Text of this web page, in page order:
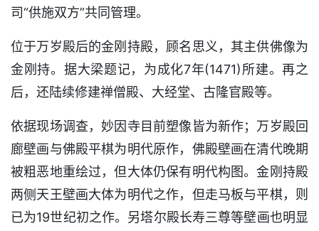
司“供施双方”共同管理。
位于万岁殿后的金刚持殿，顾名思义，其主供佛像为
金刚持。据大梁题记，为成化7年(1471)所建。再之
后，还陆续修建禅僧殿、大经堂、古隆官殿等。
依据现场调查，妙因寺目前塑像皆为新作；万岁殿回
廊壁画与佛殿平棋为明代原作，佛殿壁画在清代晚期
被粗恶地重绘过，但大体仍保有明代构图。金刚持殿
两侧天王壁画大体为明代之作，但走马板与平棋，则
已为19世纪初之作。另塔尔殿长寿三尊等壁画也明显